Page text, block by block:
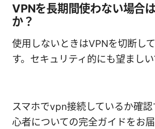
VPNを長期間使わない場合
か？
使用しないときはVPNを切断し
す。セキュリティ的にも望ましい
スマホでvpn接続しているか確
心者についての完全ガイドをお届